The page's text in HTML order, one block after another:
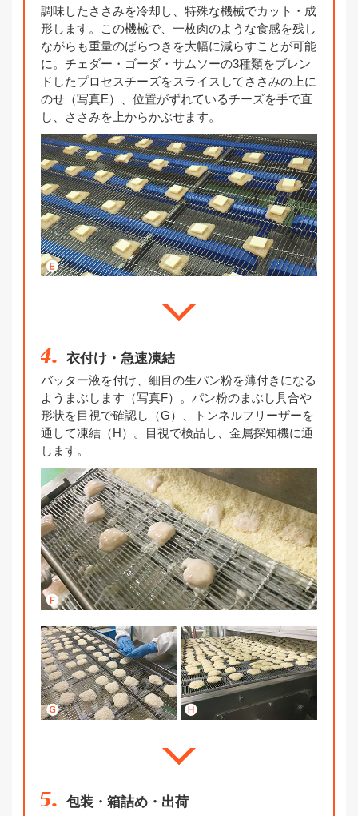
調味したささみを冷却し、特殊な機械でカット・成
形します。この機械で、一枚肉のような食感を残し
ながらも重量のばらつきを大幅に減らすことが可能
に。チェダー・ゴーダ・サムソーの3種類をブレン
ドしたプロセスチーズをスライスしてささみの上に
のせ（写真E）、位置がずれているチーズを手で直
し、ささみを上からかぶせます。
4. 衣付け・急速凍結
バッター液を付け、細目の生パン粉を薄付きになる
ようまぶします（写真F）。パン粉のまぶし具合や
形状を目視で確認し（G）、トンネルフリーザーを
通して凍結（H）。目視で検品し、金属探知機に通
します。
5. 包装・箱詰め・出荷